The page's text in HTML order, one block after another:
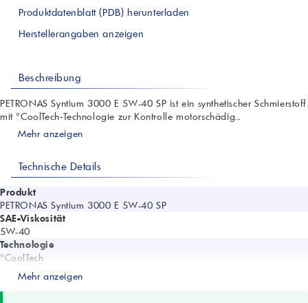
Produktdatenblatt (PDB) herunterladen
Herstellerangaben anzeigen
Beschreibung
PETRONAS Syntium 3000 E 5W-40 SP ist ein synthetischer Schmierstoff
mit °CoolTech‑Technologie zur Kontrolle motorschädig...
Mehr anzeigen
Technische Details
Produkt
PETRONAS Syntium 3000 E 5W-40 SP
SAE-Viskosität
5W-40
Technologie
°CoolTech
Grundöl
Mehr anzeigen